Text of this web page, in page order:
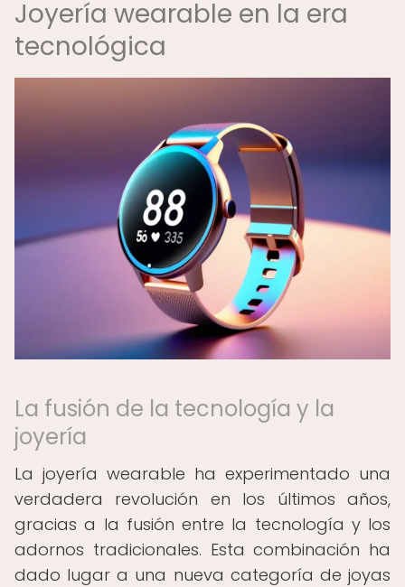
Joyería wearable en la era
tecnológica
La fusión de la tecnología y la
joyería
La joyería wearable ha experimentado una
verdadera revolución en los últimos años,
gracias a la fusión entre la tecnología y los
adornos tradicionales. Esta combinación ha
dado lugar a una nueva categoría de joyas